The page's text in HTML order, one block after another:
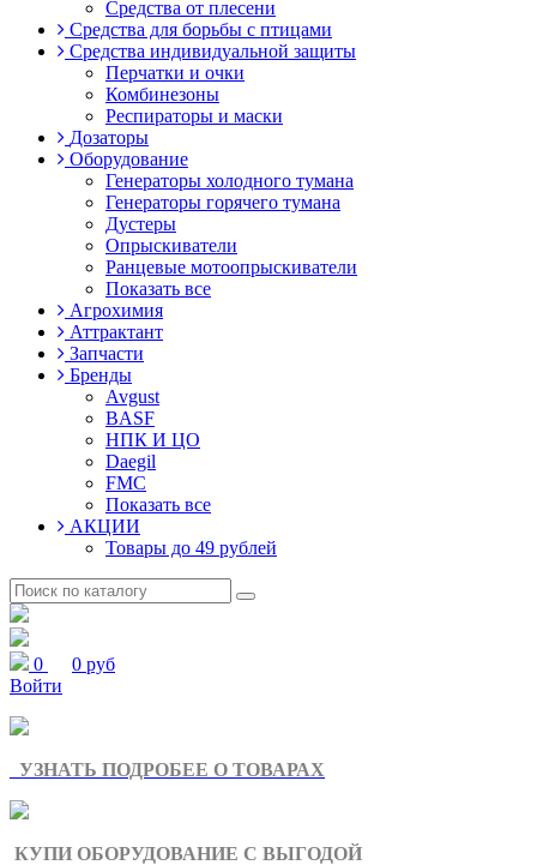
Средства от плесени
Средства для борьбы с птицами
Средства индивидуальной защиты
Перчатки и очки
Комбинезоны
Респираторы и маски
Дозаторы
Оборудование
Генераторы холодного тумана
Генераторы горячего тумана
Дустеры
Опрыскиватели
Ранцевые мотоопрыскиватели
Показать все
Агрохимия
Аттрактант
Запчасти
Бренды
Avgust
BASF
НПК И ЦО
Daegil
FMC
Показать все
АКЦИИ
Товары до 49 рублей
0
0 руб
Войти
УЗНАТЬ ПОДРОБЕЕ О ТОВАРАХ
КУПИ ОБОРУДОВАНИЕ С ВЫГОДОЙ